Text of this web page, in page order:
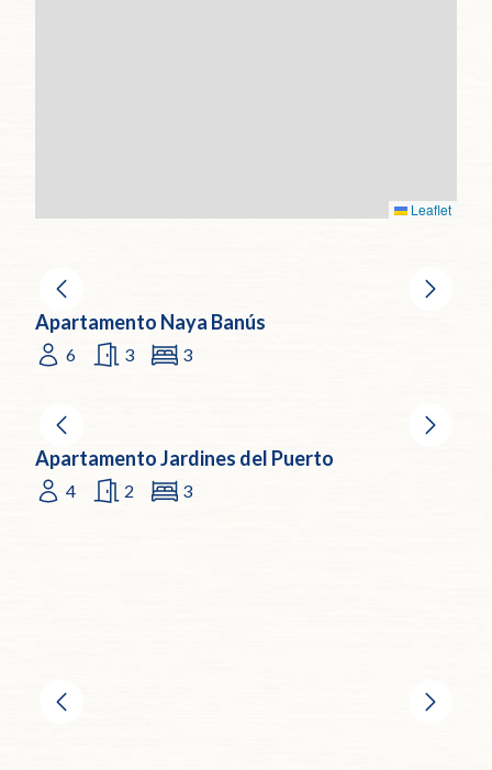
Leaflet
Apartamento Naya Banús
6 3 3
Apartamento Jardines del Puerto
4 2 3